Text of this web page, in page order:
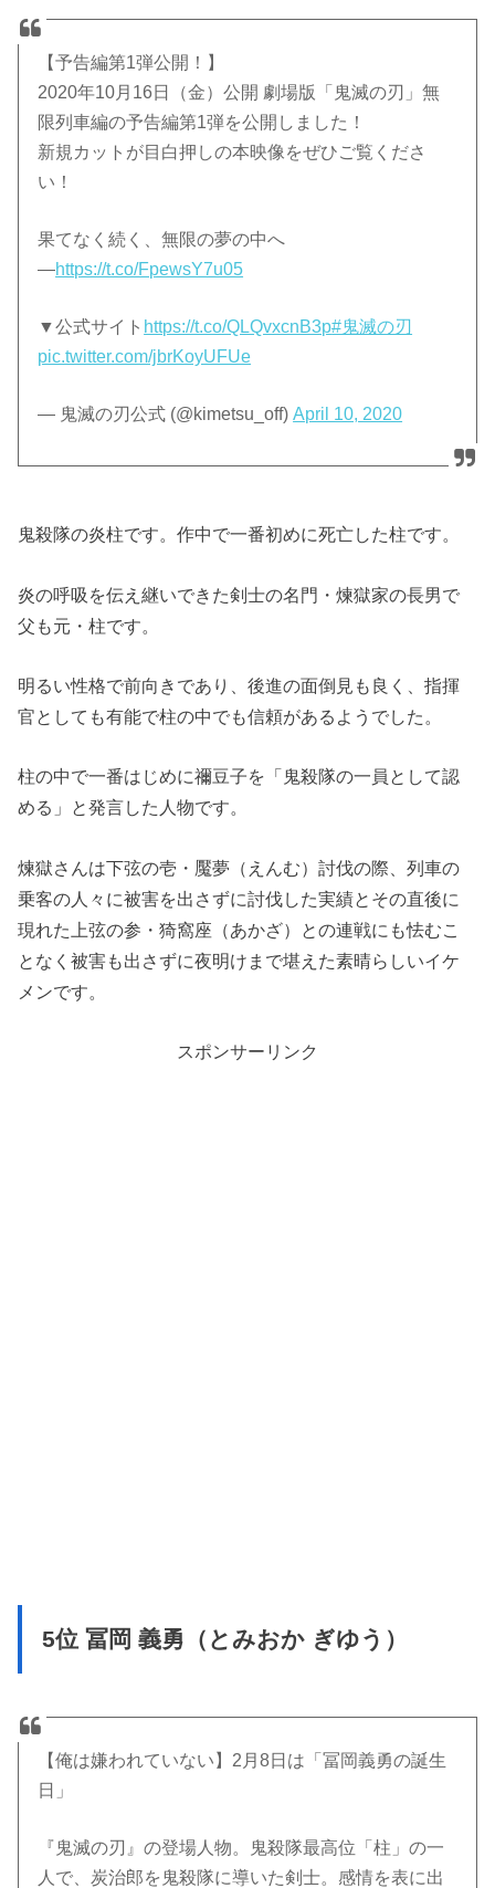
【予告編第1弾公開！】
2020年10月16日（金）公開 劇場版「鬼滅の刃」無
限列車編の予告編第1弾を公開しました！
新規カットが目白押しの本映像をぜひご覧くださ
い！
果てなく続く、無限の夢の中へ
―https://t.co/FpewsY7u05
▼公式サイト https://t.co/QLQvxcnB3p#鬼滅の刃
pic.twitter.com/jbrKoyUFUe
— 鬼滅の刃公式 (@kimetsu_off)April 10, 2020
鬼殺隊の炎柱です。作中で一番初めに死亡した柱です。
炎の呼吸を伝え継いできた剣士の名門・煉獄家の長男で
父も元・柱です。
明るい性格で前向きであり、後進の面倒見も良く、指揮
官としても有能で柱の中でも信頼があるようでした。
柱の中で一番はじめに禰豆子を「鬼殺隊の一員として認
める」と発言した人物です。
煉獄さんは下弦の壱・魘夢（えんむ）討伐の際、列車の
乗客の人々に被害を出さずに討伐した実績とその直後に
現れた上弦の参・猗窩座（あかざ）との連戦にも怯むこ
となく被害も出さずに夜明けまで堪えた素晴らしいイケ
メンです。
スポンサーリンク
5位 冨岡 義勇（とみおか ぎゆう）
【俺は嫌われていない】2月8日は「冨岡義勇の誕生
日」
『鬼滅の刃』の登場人物。鬼殺隊最高位「柱」の一
人で、炭治郎を鬼殺隊に導いた剣士。感情を表に出